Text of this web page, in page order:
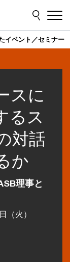
イベント／セミナー
スに
るス
対話
か
理事と
（火）